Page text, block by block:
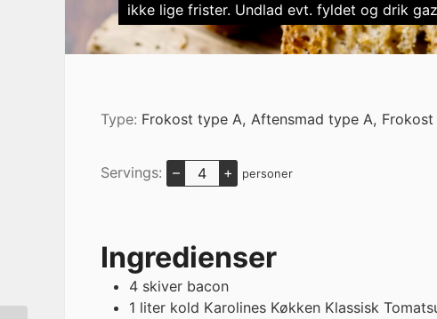
ikke lige frister. Undlad evt. fyldet og drik
Type: Frokost type A, Aftensmad type A,
Servings: – + personer
Ingredienser
4 skiver bacon
1 liter kold Karolines Køkken Klassisk